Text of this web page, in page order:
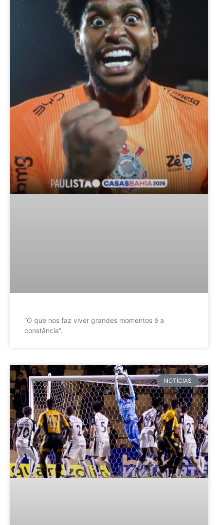
”O que nos faz viver grandes momentos é a
constância”.
NOTÍCIAS